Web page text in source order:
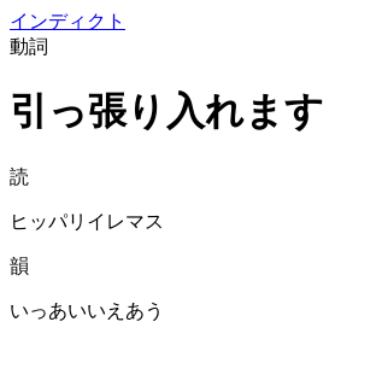
インディクト
動詞
引っ張り入れます
読
ヒッパリイレマス
韻
いっあいいえあう